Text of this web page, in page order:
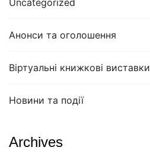
Uncategorized
Анонси та оголошення
Віртуальні книжкові виставки
Новини та події
Archives